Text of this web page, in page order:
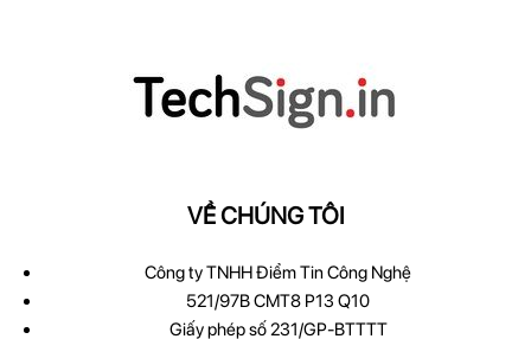
VỀ CHÚNG TÔI
Công ty TNHH Điểm Tin Công Nghệ
521/97B CMT8 P13 Q10
Giấy phép số 231/GP-BTTTT